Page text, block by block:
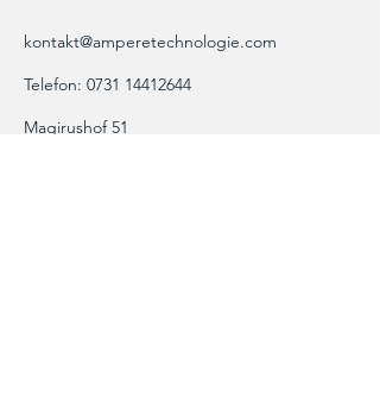
kontakt@amperetechnologie.com
Telefon: 0731 14412644
Magirushof 51